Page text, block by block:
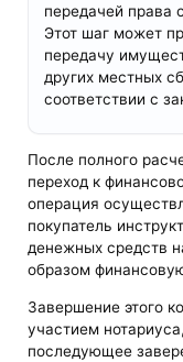
передачей права
Этот шаг может
передачу
других местных
соответствии с
После полного
переход к
операция
покупатель
денежных средств
образом
Завершение этого
участием
последующее